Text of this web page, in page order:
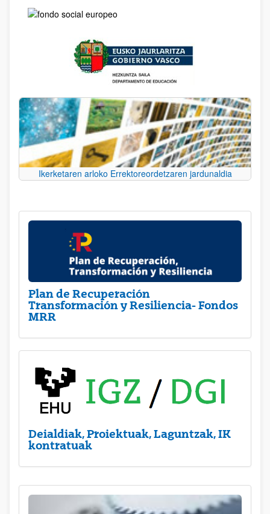
Ikerketaren arloko Errektoreordetzaren jardunaldia
Plan de Recuperación
Transformación y Resiliencia- Fondos
MRR
Deialdiak, Proiektuak, Laguntzak, IK
kontratuak